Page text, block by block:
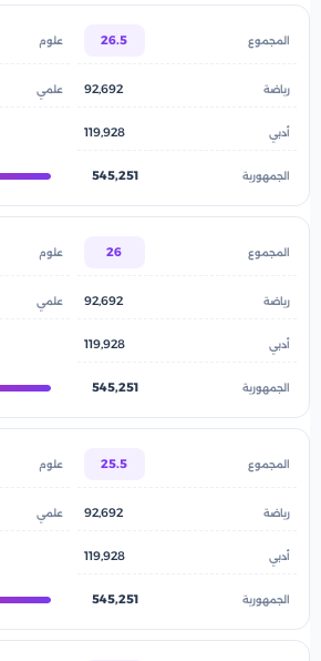
26.5
92,692
119,928
545,251
26
92,692
119,928
545,251
25.5
92,692
119,928
545,251